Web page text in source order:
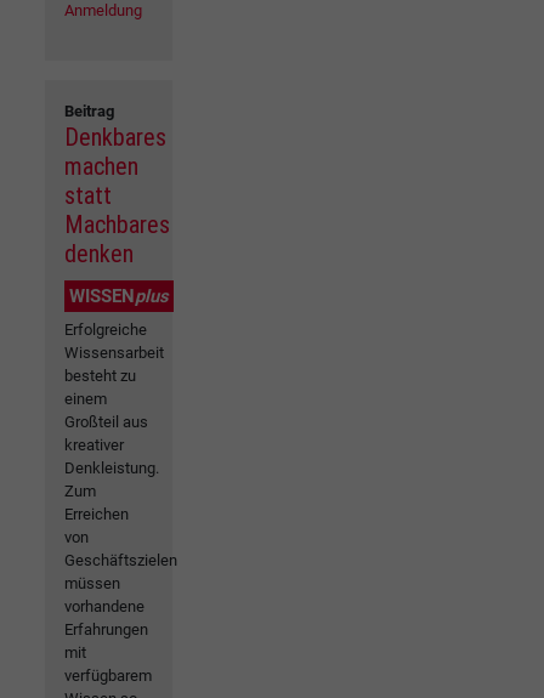
Anmeldung
Beitrag
Denkbares
machen
statt
Machbares
denken
WISSEN plus
Erfolgreiche
Wissensarbeit
besteht zu
einem
Großteil aus
kreativer
Denkleistung.
Zum
Erreichen
von
Geschäftszielen
müssen
vorhandene
Erfahrungen
mit
verfügbarem